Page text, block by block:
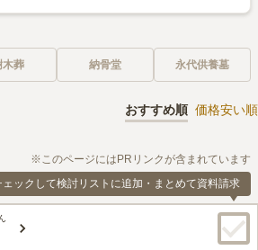
木葬 納骨堂 永代供養墓
おすすめ順 価格安い順
※このページにはPRリンクが含まれています
ェックして検討リストに追加・まとめて資料請求